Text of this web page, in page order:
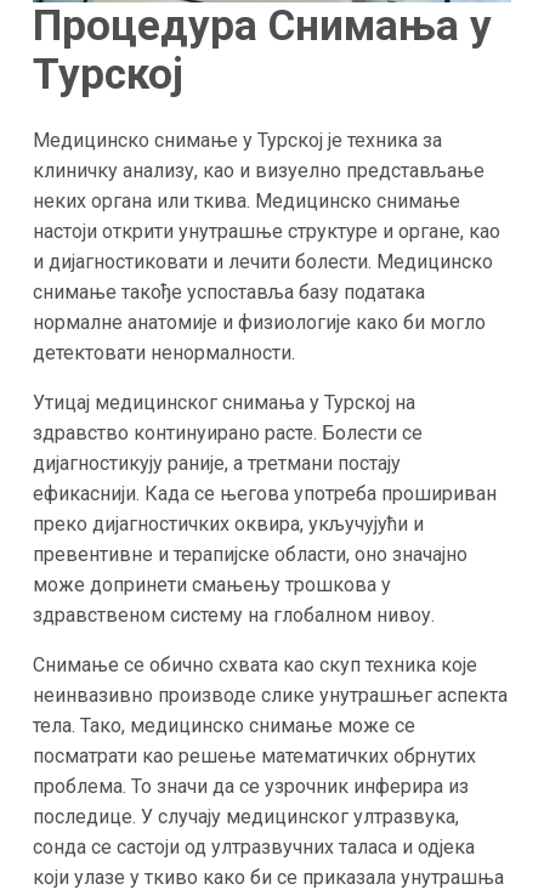
Процедура Снимања у
Турској
Медицинско снимање у Турској је техника за
клиничку анализу, као и визуелно представљање
неких органа или ткива. Медицинско снимање
настоји открити унутрашње структуре и органе, као
и дијагностиковати и лечити болести. Медицинско
снимање такође успоставља базу података
нормалне анатомије и физиологије како би могло
детектовати ненормалности.
Утицај медицинског снимања у Турској на
здравство континуирано расте. Болести се
дијагностикују раније, а третмани постају
ефикаснији. Када се његова употреба прошириван
преко дијагностичких оквира, укључујући и
превентивне и терапијске области, оно значајно
може допринети смањењу трошкова у
здравственом систему на глобалном нивоу.
Снимање се обично схвата као скуп техника које
неинвазивно производе слике унутрашњег аспекта
тела. Тако, медицинско снимање може се
посматрати као решење математичких обрнутих
проблема. То значи да се узрочник инферира из
последице. У случају медицинског ултразвука,
сонда се састоји од ултразвучних таласа и одјека
који улазе у ткиво како би се приказала унутрашња